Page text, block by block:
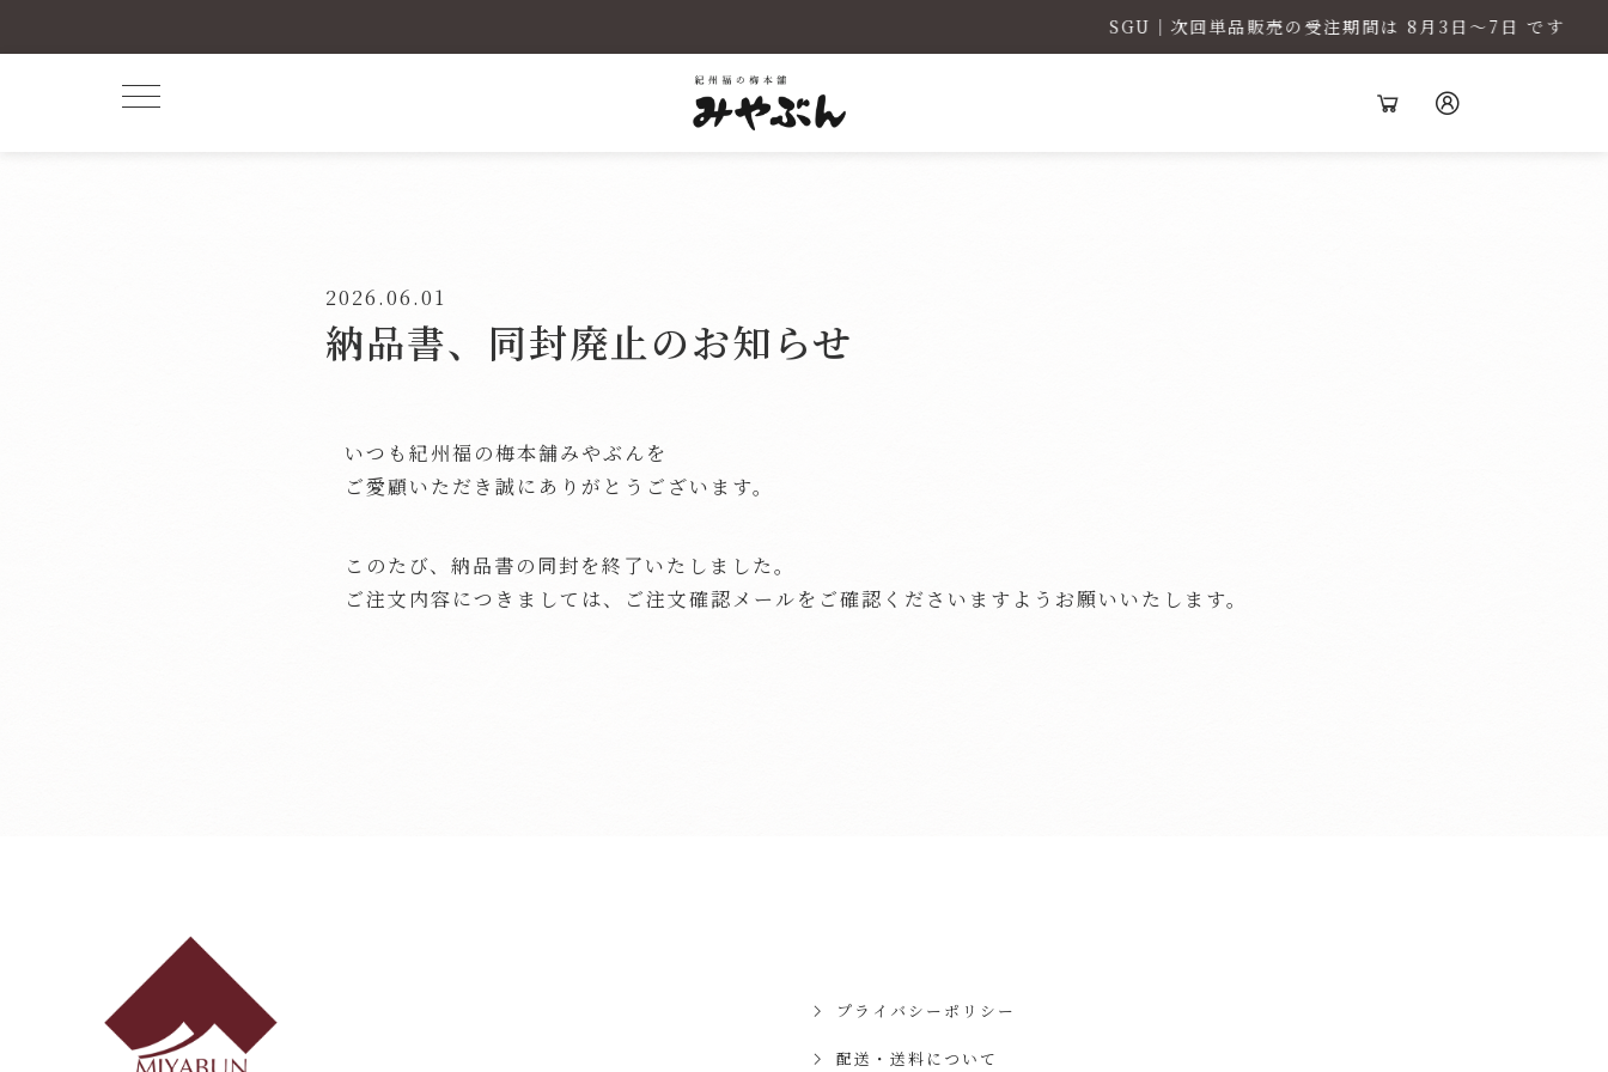
SGU｜次回単品販売の受注期間は 8月3日〜7日 です
2026.06.01
納品書、同封廃止のお知らせ
いつも紀州福の梅本舗みやぶんを
ご愛顧いただき誠にありがとうございます。
このたび、納品書の同封を終了いたしました。
ご注文内容につきましては、ご注文確認メールをご確認くださいますようお願いいたします。
プライバシーポリシー
配送・送料について